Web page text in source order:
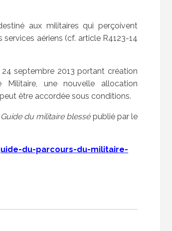
aux militaires qui perçoivent
aériens (cf. article R4123-14
septembre 2013 portant création
une nouvelle allocation
être accordée sous conditions.
Guide du militaire blessé publié par le
du-parcours-du-militaire-